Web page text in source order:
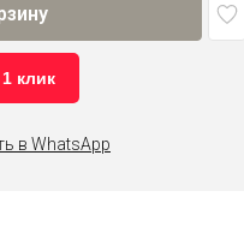
клик
в WhatsApp